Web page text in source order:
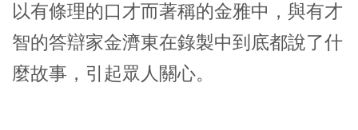
以有條理的口才而著稱的金雅中，與有才
智的答辯家金濟東在錄製中到底都說了什
麼故事，引起眾人關心。